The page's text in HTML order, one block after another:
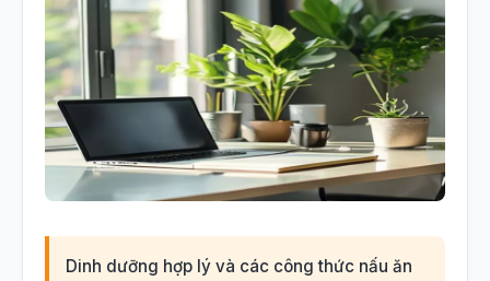
Dinh dưỡng hợp lý và các công thức nấu ăn